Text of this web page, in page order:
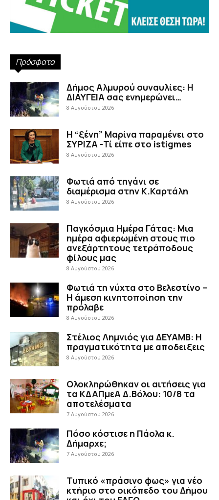
Πρόσφατα
Δήμος Αλμυρού συναυλίες: Η
ΔΙΑΥΓΕΙΑ σας ενημερώνει…
8 Αυγούστου 2026
Η “ξένη” Μαρίνα παραμένει στο
ΣΥΡΙΖΑ -Τί είπε στο istigmes
8 Αυγούστου 2026
Φωτιά από τηγάνι σε
διαμέρισμα στην Κ.Καρτάλη
8 Αυγούστου 2026
Παγκόσμια Ημέρα Γάτας: Μια
ημέρα αφιερωμένη στους πιο
ανεξάρτητους τετράποδους
φίλους μας
8 Αυγούστου 2026
Φωτιά τη νύχτα στο Βελεστίνο –
Η άμεση κινητοποίηση την
πρόλαβε
8 Αυγούστου 2026
Στέλιος Λημνιός για ΔΕΥΑΜΒ: Η
πραγματικότητα με αποδειξεις
8 Αυγούστου 2026
Ολοκληρώθηκαν οι αιτήσεις για
τα ΚΔΑΠμεΑ Δ.Βόλου: 10/8 τα
αποτελέσματα
7 Αυγούστου 2026
Πόσο κόστισε η Πάολα κ.
Δήμαρχε;
7 Αυγούστου 2026
Τυπικό «πράσινο φως» για νέο
κτήριο στο οικόπεδο του Δήμου